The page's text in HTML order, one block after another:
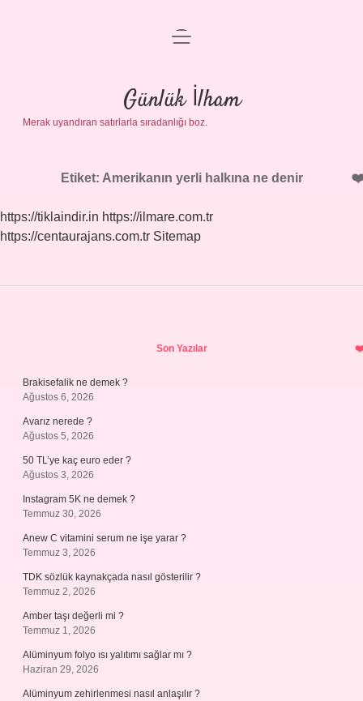
Anasayfa
Gizlilik Politikası
Yasal Uyarı
menüyü
Günlük İlham
Merak uyandıran satırlarla sıradanlığı boz.
Etiket: Amerikanın yerli halkına ne denir
https://tiklaindir.in https://ilmare.com.tr
https://centaurajans.com.tr Sitemap
Son Yazılar
Brakisefalik ne demek ?
Ağustos 6, 2026
Avarız nerede ?
Ağustos 5, 2026
50 TL’ye kaç euro eder ?
Ağustos 3, 2026
Instagram 5K ne demek ?
Temmuz 30, 2026
Anew C vitamini serum ne işe yarar ?
Temmuz 3, 2026
TDK sözlük kaynakçada nasıl gösterilir ?
Temmuz 2, 2026
Amber taşı değerli mi ?
Temmuz 1, 2026
Alüminyum folyo ısı yalıtımı sağlar mı ?
Haziran 29, 2026
Alüminyum zehirlenmesi nasıl anlaşılır ?